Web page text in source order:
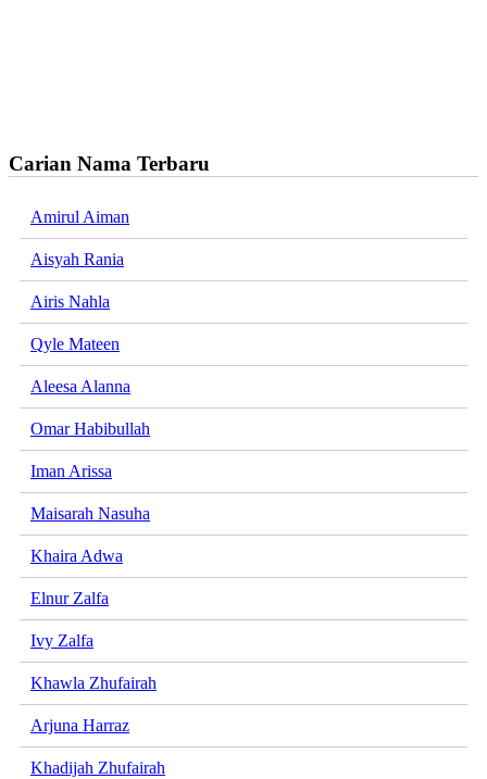
Carian Nama Terbaru
Amirul Aiman
Aisyah Rania
Airis Nahla
Qyle Mateen
Aleesa Alanna
Omar Habibullah
Iman Arissa
Maisarah Nasuha
Khaira Adwa
Elnur Zalfa
Ivy Zalfa
Khawla Zhufairah
Arjuna Harraz
Khadijah Zhufairah